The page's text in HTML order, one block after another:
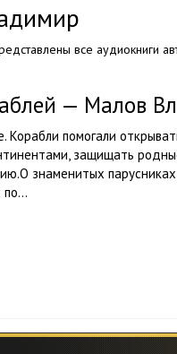
все аудиокниги
— Малов
помогали
защищать
знаменитых